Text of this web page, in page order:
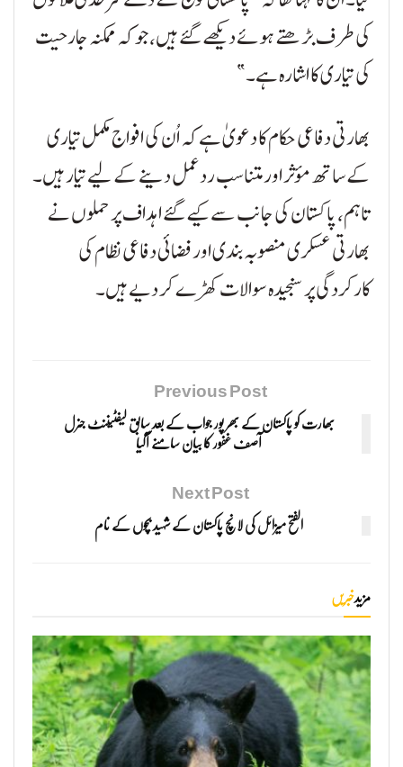
کی طرف بڑھتے ہوئے دیکھے گئے ہیں، جو کہ ممکنہ جارحیت
کی تیاری کا اشارہ ہے۔”
بھارتی دفاعی حکام کا دعویٰ ہے کہ اُن کی افواج مکمل تیاری
کے ساتھ مؤثر اور متناسب ردعمل دینے کے لیے تیار ہیں۔
تاہم، پاکستان کی جانب سے کیے گئے اہداف پر حملوں نے
بھارتی عسکری منصوبہ بندی اور فضائی دفاعی نظام کی
کارکردگی پر سنجیدہ سوالات کھڑے کر دیے ہیں۔
Previous Post
بھارت کو پاکستان کے بھر پور جواب کے بعد سابق لیفٹیننٹ جنرل
آصف غفور کا بیان سامنے آگیا
Next Post
الفتح میزائل کی لانچ پاکستان کے شہید بچوں کے نام
مزیدخبریں